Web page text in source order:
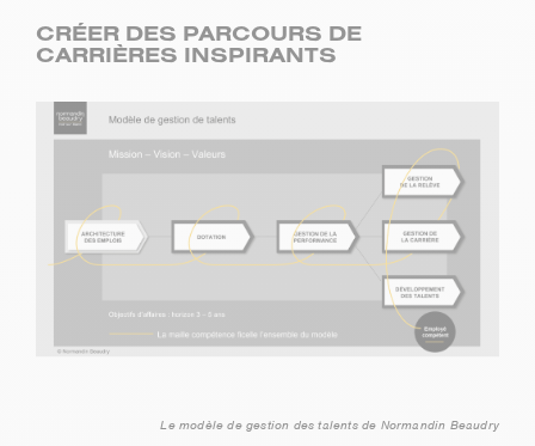
CRÉER DES PARCOURS DE
CARRIÈRES INSPIRANTS
Le modèle de gestion des talents de Normandin Beaudry